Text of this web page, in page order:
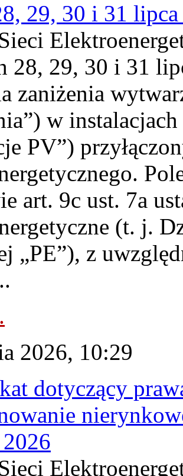
29, 30 i 31
28, 29, 30 i 31
zaniżenia
w
PV”)
art. 9c ust. 7a
(t. j.
„PE”), z
2026, 10:29
dotyczący